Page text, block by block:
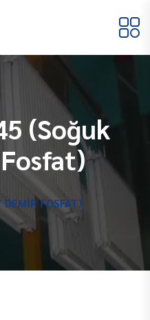
(Soğuk
DEMIR FOSFAT)